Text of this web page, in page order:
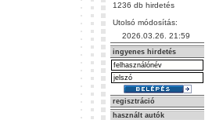
1236 db hirdetés
Utolsó módosítás:
2026.03.26. 21:59
ingyenes hirdetés
regisztráció
használt autók